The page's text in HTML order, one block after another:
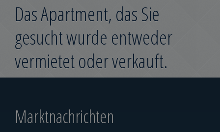
Das Apartment, das Sie
gesucht wurde entweder
vermietet oder verkauft.
Marktnachrichten